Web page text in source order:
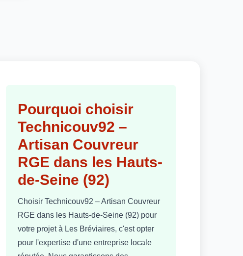
Pourquoi choisir
Technicouv92 –
Artisan Couvreur
RGE dans les Hauts-
de-Seine (92)
Choisir Technicouv92 – Artisan Couvreur
RGE dans les Hauts-de-Seine (92) pour
votre projet à Les Bréviaires, c'est opter
pour l'expertise d'une entreprise locale